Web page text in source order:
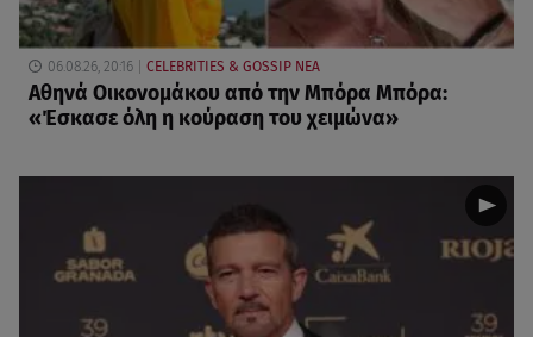
06.08.26, 20:16 CELEBRITIES & GOSSIP ΝΕΑ
Αθηνά Οικονομάκου από την Μπόρα Μπόρα:
«Έσκασε όλη η κούραση του χειμώνα»